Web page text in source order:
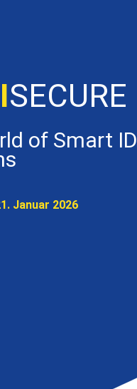
SECURE
of Smart ID
Januar 2026